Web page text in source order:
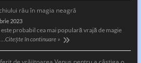
rău în magia neagră
2023
este probabil cea mai populară vrajă de magie
…Citește în continuare »